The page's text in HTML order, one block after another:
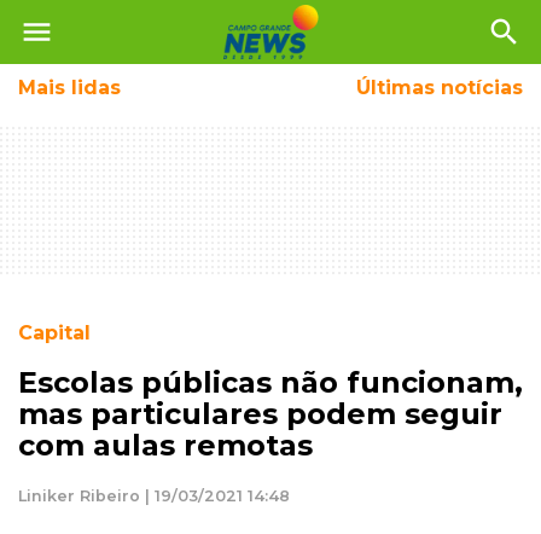
menu search
Mais lidas Últimas notícias
Capital
Escolas públicas não funcionam,
mas particulares podem seguir
com aulas remotas
Liniker Ribeiro | 19/03/2021 14:48